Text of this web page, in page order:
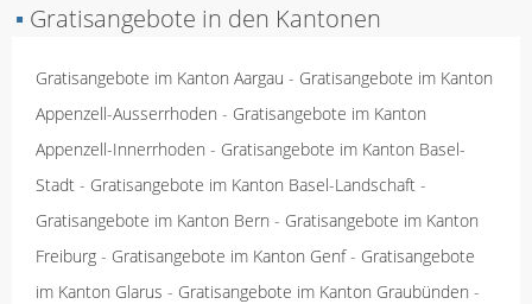
▪ Gratisangebote in den Kantonen
Gratisangebote im Kanton Aargau - Gratisangebote im Kanton
Appenzell-Ausserrhoden - Gratisangebote im Kanton
Appenzell-Innerrhoden - Gratisangebote im Kanton Basel-
Stadt - Gratisangebote im Kanton Basel-Landschaft -
Gratisangebote im Kanton Bern - Gratisangebote im Kanton
Freiburg - Gratisangebote im Kanton Genf- Gratisangebote
im Kanton Glarus - Gratisangebote im Kanton Graubünden -